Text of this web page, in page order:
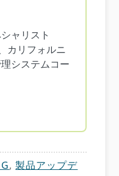
ャリスト
カリフォルニ
システムコー
,製品アップデ